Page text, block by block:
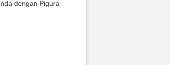
dengan Pigura